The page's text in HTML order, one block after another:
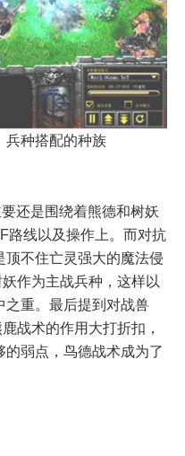
种搭配的种族
还是围绕着熊德和树妖
路线以及操作上。而对抗
不住亡灵强大的魔法侵
作为主战兵种，这样以
之重。最后提到对战兽
战术的作用大打折扣，
弱点，鸟德战术成为了